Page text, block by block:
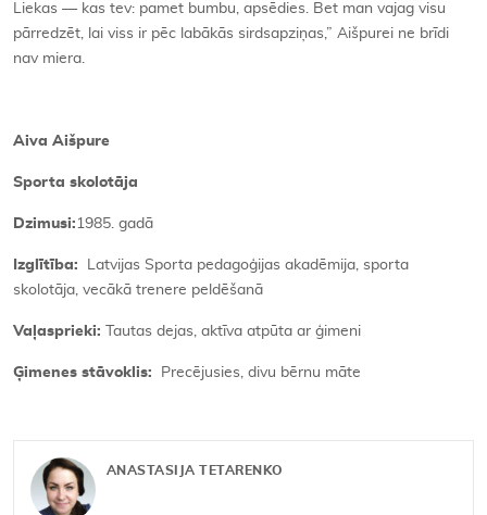
Liekas — kas tev: pamet bumbu, apsēdies. Bet man vajag visu
pārredzēt, lai viss ir pēc labākās sirdsapziņas,” Aišpurei ne brīdi
nav miera.
Aiva Aišpure
Sporta skolotāja
Dzimusi:1985. gadā
Izglītība: Latvijas Sporta pedagoģijas akadēmija, sporta
skolotāja, vecākā trenere peldēšanā
Vaļasprieki: Tautas dejas, aktīva atpūta ar ģimeni
Ģimenes stāvoklis: Precējusies, divu bērnu māte
ANASTASIJA TETARENKO